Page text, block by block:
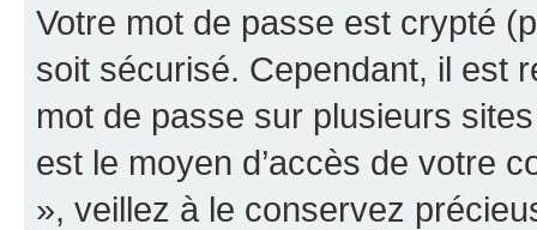
Votre mot de passe est crypté
soit sécurisé. Cependant, il est
mot de passe sur plusieurs
est le moyen d’accès de votre
», veillez à le conservez